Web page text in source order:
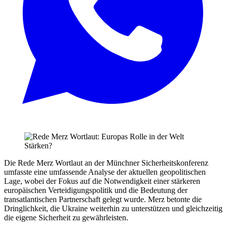
Die Rede Merz Wortlaut an der Münchner Sicherheitskonferenz
umfasste eine umfassende Analyse der aktuellen geopolitischen
Lage, wobei der Fokus auf die Notwendigkeit einer stärkeren
europäischen Verteidigungspolitik und die Bedeutung der
transatlantischen Partnerschaft gelegt wurde. Merz betonte die
Dringlichkeit, die Ukraine weiterhin zu unterstützen und gleichzeitig
die eigene Sicherheit zu gewährleisten.